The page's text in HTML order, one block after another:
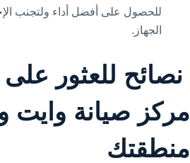
للحصول على أفضل أداء ولتجنب
الجهاز.
نصائح للعثور
مركز صيانة وايت
منطقتك